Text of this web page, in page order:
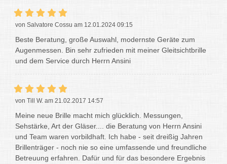
von Salvatore Cossu am 12.01.2024 09:15
Beste Beratung, große Auswahl, modernste Geräte zum
Augenmessen. Bin sehr zufrieden mit meiner Gleitsichtbrille
und dem Service durch Herrn Ansini
von Till W. am 21.02.2017 14:57
Meine neue Brille macht mich glücklich. Messungen,
Sehstärke, Art der Gläser.... die Beratung von Herrn Ansini
und Team waren vorbildhaft. Ich habe - seit dreißig Jahren
Brillenträger - noch nie so eine umfassende und freundliche
Betreuung erfahren. Dafür und für das besondere Ergebnis